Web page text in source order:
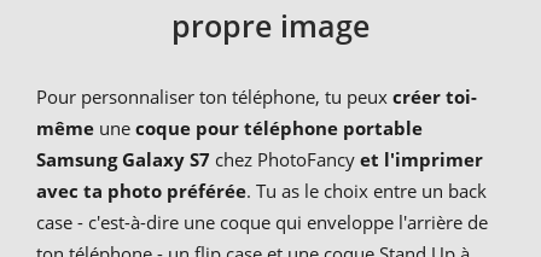
propre image
Pour personnaliser ton téléphone, tu peux créer toi-
même une coque pour téléphone portable
Samsung Galaxy S7 chez PhotoFancy et l'imprimer
avec ta photo préférée. Tu as le choix entre un back
case - c'est-à-dire une coque qui enveloppe l'arrière de